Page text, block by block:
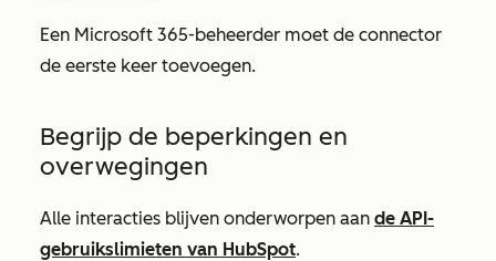
Een Microsoft 365-beheerder moet de connector
de eerste keer toevoegen.
Begrijp de beperkingen en
overwegingen
Alle interacties blijven onderworpen aan de API-
gebruikslimieten van HubSpot.